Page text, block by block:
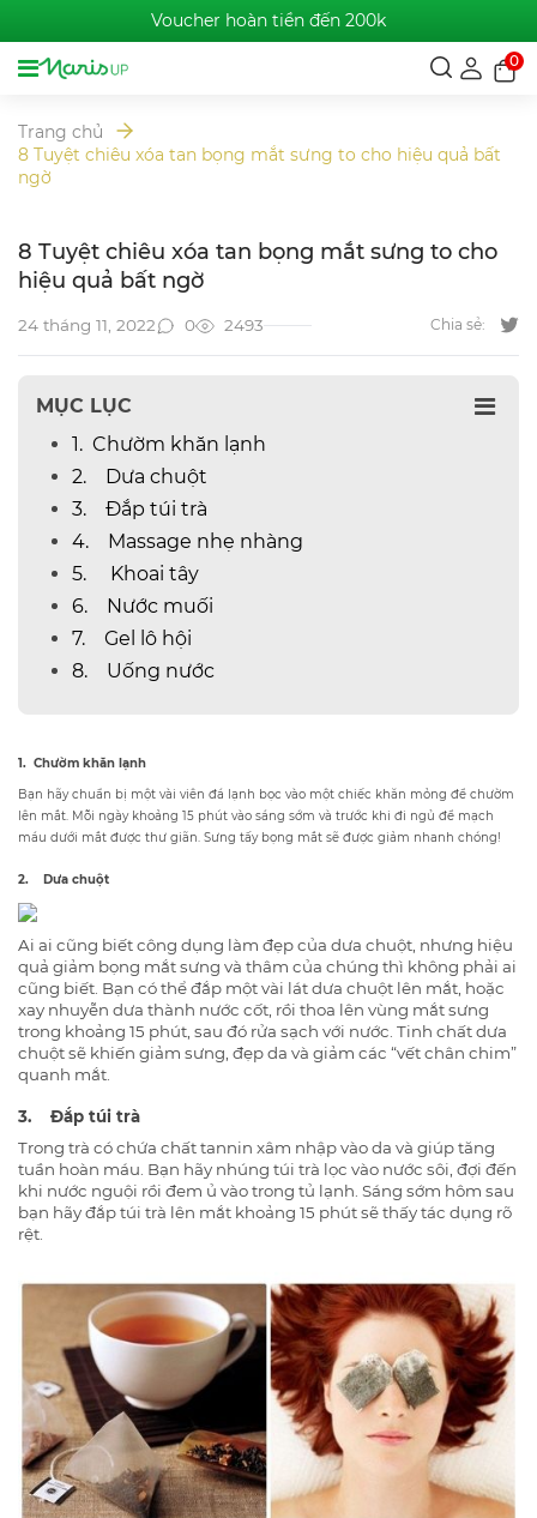
Voucher hoàn tiền đến 200k
0
Trang chủ
8 Tuyệt chiêu xóa tan bọng mắt sưng to cho hiệu quả bất
ngờ
8 Tuyệt chiêu xóa tan bọng mắt sưng to cho
hiệu quả bất ngờ
24 tháng 11, 2022 0 2493 Chia sẻ:
MỤC LỤC
1. Chườm khăn lạnh
2. Dưa chuột
3. Đắp túi trà
4. Massage nhẹ nhàng
5. Khoai tây
6. Nước muối
7. Gel lô hội
8. Uống nước
1. Chườm khăn lạnh
Bạn hãy chuẩn bị một vài viên đá lạnh bọc vào một chiếc khăn mỏng để chườm
lên mắt. Mỗi ngày khoảng 15 phút vào sáng sớm và trước khi đi ngủ để mạch
máu dưới mắt được thư giãn. Sưng tấy bọng mắt sẽ được giảm nhanh chóng!
2. Dưa chuột
Ai ai cũng biết công dụng làm đẹp của dưa chuột, nhưng hiệu
quả giảm bọng mắt sưng và thâm của chúng thì không phải ai
cũng biết. Bạn có thể đắp một vài lát dưa chuột lên mắt, hoặc
xay nhuyễn dưa thành nước cốt, rồi thoa lên vùng mắt sưng
trong khoảng 15 phút, sau đó rửa sạch với nước. Tinh chất dưa
chuột sẽ khiến giảm sưng, đẹp da và giảm các “vết chân chim”
quanh mắt.
3. Đắp túi trà
Trong trà có chứa chất tannin xâm nhập vào da và giúp tăng
tuần hoàn máu. Bạn hãy nhúng túi trà lọc vào nước sôi, đợi đến
khi nước nguội rồi đem ủ vào trong tủ lạnh. Sáng sớm hôm sau
bạn hãy đắp túi trà lên mắt khoảng 15 phút sẽ thấy tác dụng rõ
rệt.